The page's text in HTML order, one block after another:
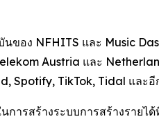
นของ NFHITS และ Music
Austria และ
Spotify, TikTok, Tidal และ
การสร้างระบบการสร้างราย